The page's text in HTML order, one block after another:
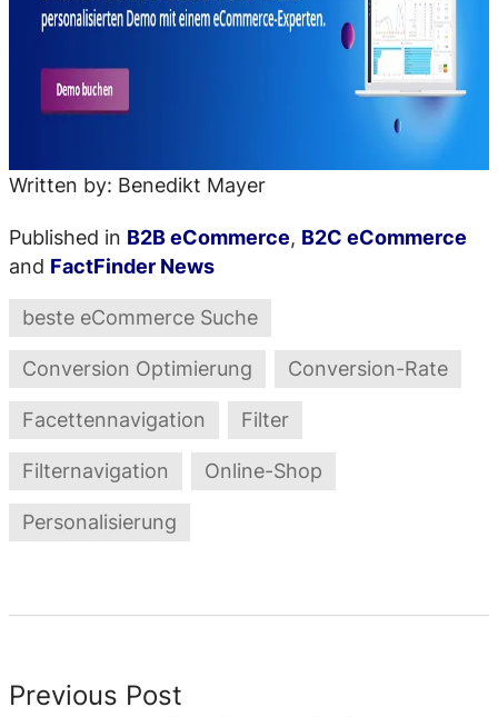
Written by: Benedikt Mayer
Published in B2B eCommerce, B2C eCommerce
and FactFinder News
beste eCommerce Suche
Conversion Optimierung Conversion-Rate
Facettennavigation Filter
Filternavigation Online-Shop
Personalisierung
Previous Post